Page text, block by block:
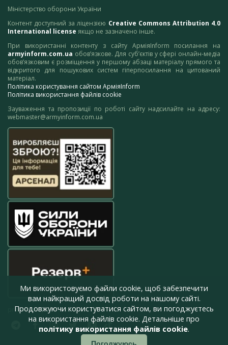
Міністерство оборони України
Контент доступний за ліцензією Creative Commons Attribution 4.0
International license якщо не зазначено інше.
При використанні контенту з сайту АрміяInform посилання на
armyinform.com.ua обов’язкове. Для суб’єктів у сфері онлайн-медіа
обов’язковим є розміщення у першому абзаці матеріалу прямого та
відкритого для пошукових систем гіперпосилання на цитований
матеріал.
Політика користування сайтом АрміяInform
Політика використання файлів cookie
Зауваження та пропозиції по роботі сайту надсилайте на адресу:
webmaster@armyinform.com.ua
press@armyinform.com.ua
Ми використовуємо файли cookie, щоб забезпечити
вам найкращий досвід роботи на нашому сайті.
Продовжуючи користуватися сайтом, ви погоджуєтесь
на використання файлів cookie. Детальніше про
політику використання файлів cookie.